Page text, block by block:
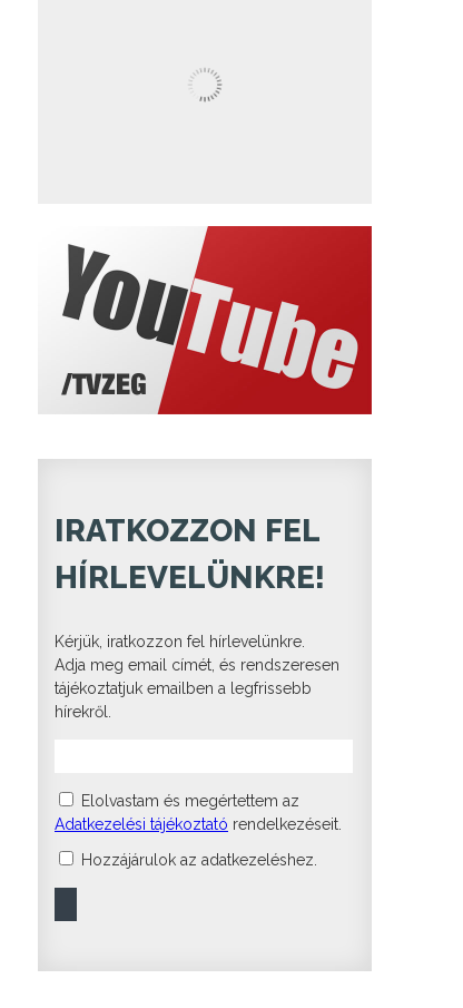
IRATKOZZON FEL
HÍRLEVELÜNKRE!
Kérjük, iratkozzon fel hírlevelünkre.
Adja meg email címét, és rendszeresen
tájékoztatjuk emailben a legfrissebb
hírekről.
Elolvastam és megértettem az
Adatkezelési tájékoztató rendelkezéseit.
Hozzájárulok az adatkezeléshez.